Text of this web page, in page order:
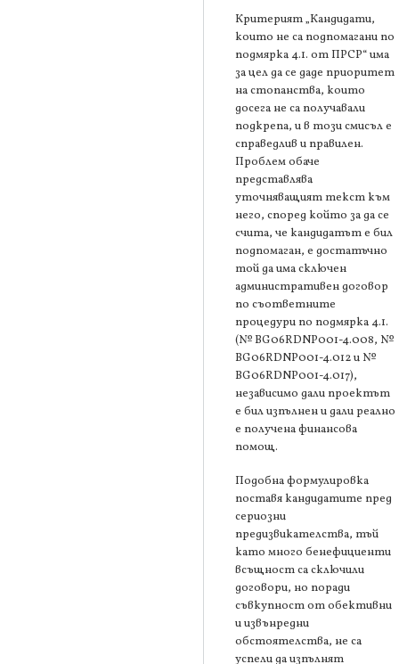
Критерият „Кандидати,
които не са подпомагани по
подмярка 4.1. от ПРСР“ има
за цел да се даде приоритет
на стопанства, които
досега не са получавали
подкрепа, и в този смисъл е
справедлив и правилен.
Проблем обаче
представлява
уточняващият текст към
него, според който за да се
счита, че кандидатът е бил
подпомаган, е достатъчно
той да има сключен
административен договор
по съответните
процедури по подмярка 4.1.
(№ BG06RDNP001-4.008, №
BG06RDNP001-4.012 и №
BG06RDNP001-4.017),
независимо дали проектът
е бил изпълнен и дали реално
е получена финансова
помощ.
Подобна формулировка
поставя кандидатите пред
сериозни
предизвикателства, тъй
като много бенефициенти
всъщност са сключили
договори, но поради
съвкупност от обективни
и извънредни
обстоятелства, не са
успели да изпълнят